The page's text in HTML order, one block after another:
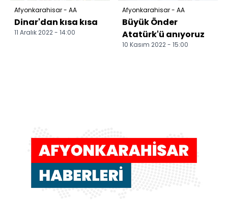
Afyonkarahisar - AA
Dinar'dan kısa kısa
11 Aralık 2022 - 14:00
Afyonkarahisar - AA
Büyük Önder
Atatürk'ü anıyoruz
10 Kasım 2022 - 15:00